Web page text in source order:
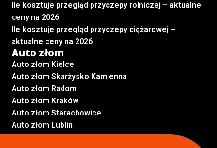
Ile kosztuje przegląd przyczepy rolniczej – aktualne
ceny na 2026
Ile kosztuje przegląd przyczepy ciężarowej –
aktualne ceny na 2026
Auto złom
Auto złom Kielce
Auto złom Skarżysko Kamienna
Auto złom Radom
Auto złom Kraków
Auto złom Starachowice
Auto złom Lublin
Auto złom Pabianice